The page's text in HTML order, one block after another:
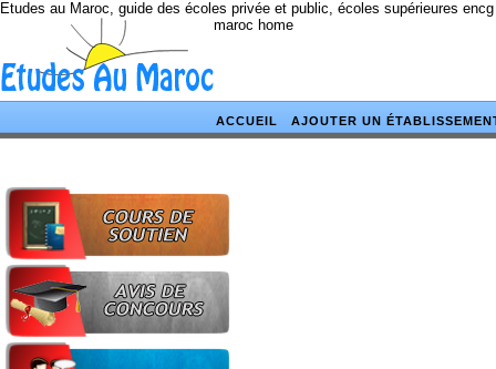
Etudes au Maroc, guide des écoles privée et public, écoles supérieures
maroc home
ACCUEIL AJOUTER UN